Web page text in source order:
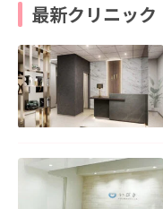
最新クリニック